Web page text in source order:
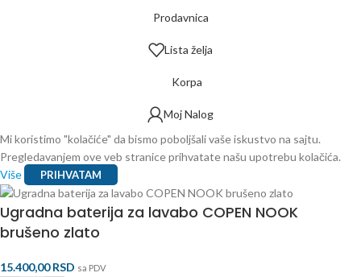
Prodavnica
Lista želja
Korpa
Moj Nalog
Mi koristimo "kolačiće" da bismo poboljšali vaše iskustvo na sajtu.
Pregledavanjem ove veb stranice prihvatate našu upotrebu kolačića.
Više
PRIHVATAM
Ugradna baterija za lavabo COPEN NOOK
brušeno zlato
15.400,00RSD sa PDV